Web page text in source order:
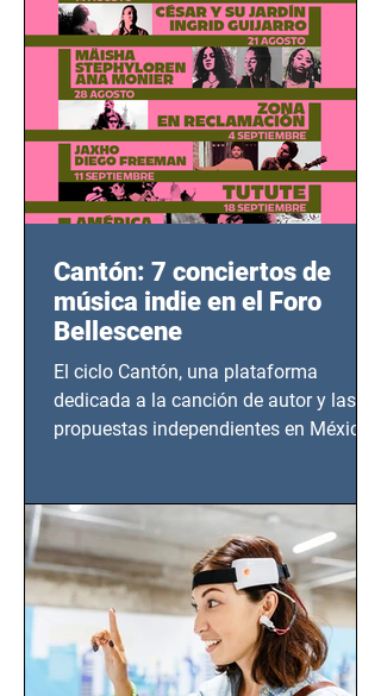
Cantón: 7 conciertos de
música indie en el Foro
Bellescene
El ciclo Cantón, una plataforma
dedicada a la canción de autor y las
propuestas independientes en México,
CDMX), todos los miércoles a partir del
14 de agosto al 25 de septiembre, a las
20:00 horas.